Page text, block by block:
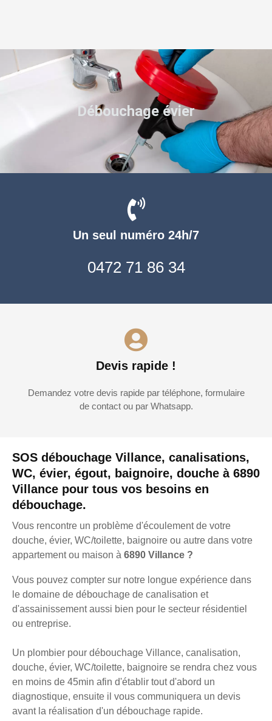
SOS débouchage Villance, canalisations,
WC, évier, égout, baignoire, douche à 6890
Villance pour tous vos besoins en
débouchage.
Vous rencontre un problème d'écoulement de votre
douche, évier, WC/toilette, baignoire ou autre dans votre
appartement ou maison à 6890 Villance ?
Vous pouvez compter sur notre longue expérience dans
le domaine de débouchage de canalisation et
d'assainissement aussi bien pour le secteur résidentiel
ou entreprise.
Un plombier pour débouchage Villance, canalisation,
douche, évier, WC/toilette, baignoire se rendra chez vous
en moins de 45min afin d'établir tout d'abord un
diagnostique, ensuite il vous communiquera un devis
avant la réalisation d'un débouchage rapide.
Un seul numéro 24h/7
0472 71 86 34
Devis rapide !
Demandez votre devis rapide par téléphone, formulaire
de contact ou par Whatsapp.
Débouchage évier